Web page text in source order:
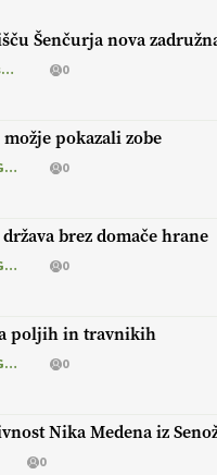
Šenčurja nova
Čebelarstvo 0
pokazali zobe
Kmečki Glas 0
brez domače hrane
Kmečki Glas 0
poljih in travnikih
Kmečki Glas 0
Nika Medena iz
0